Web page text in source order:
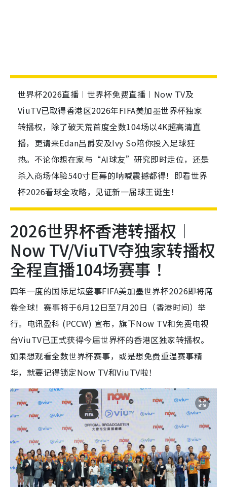
世界杯2026直播︱世界杯免费直播︱Now TV及
ViuTV已取得香港区2026年FIFA美加墨世界杯独家
转播权，除了破天荒首度全数104场以4K超高清直
播，更请来Edan吕爵安及Ivy So陪你投入足球狂
热。不论你想在家与“AI球友”研究即时走位，还是
杀入商场体验540寸巨幕的呐喊震撼都得！即看世界
杯2026看球全攻略，见证新一届球王诞生！
2026世界杯香港转播权︱
Now TV/ViuTV夺独家转播权
全程直播104场赛事！
四年一度的国际足坛盛事FIFA美加墨世界杯2026即将席
卷全球！赛事将于6月12日至7月20日（香港时间）举
行。电讯盈科 (PCCW) 宣布，旗下Now TV和免费电视
台ViuTV已正式获得今届世界杯的香港区独家转播权。
如果想观看全数世界杯赛事，或是想免费重温赛事精
华，就要记得锁定Now TV和ViuTV啦！